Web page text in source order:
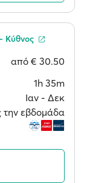
από € 30.50
1h 35m
Ιαν ‐ Δεκ
την εβδομάδα
Κύθνος